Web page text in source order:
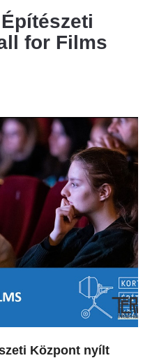
for Films
Központ nyílt